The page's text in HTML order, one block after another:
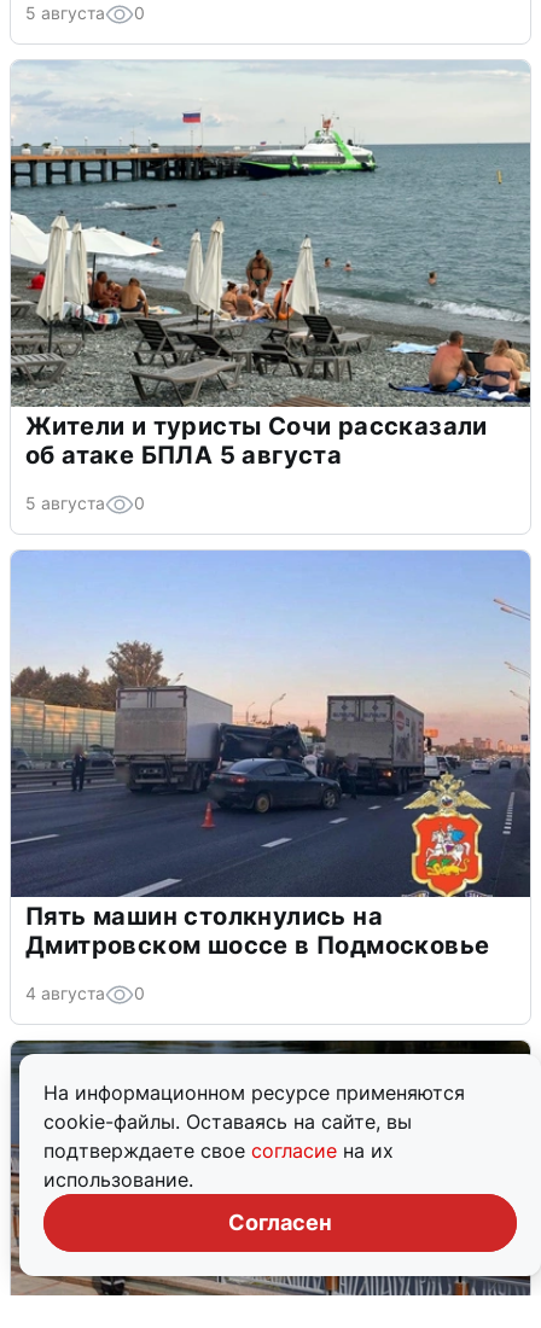
На информационном ресурсе применяются
cookie-файлы. Оставаясь на сайте, вы
подтверждаете свое согласие на их
использование.
Согласен
5 августа 0
Жители и туристы Сочи рассказали
об атаке БПЛА 5 августа
5 августа 0
Пять машин столкнулись на
Дмитровском шоссе в Подмосковье
4 августа 0